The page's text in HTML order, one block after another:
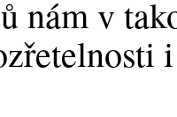
nám v